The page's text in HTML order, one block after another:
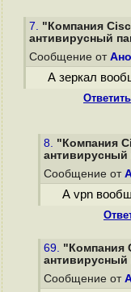
7. "Компания
антивирусный
Сообщение от
А зеркал
Ответить
8. "Компания
антивирусный
Сообщение от
А vpn
69. "Компания
антивирусный
Сообщение от